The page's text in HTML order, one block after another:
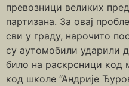
превозници великих
партизана. За овај
сви у граду, нарочито
су аутомобили ударили
било на раскрсници код
код школе “Андрије